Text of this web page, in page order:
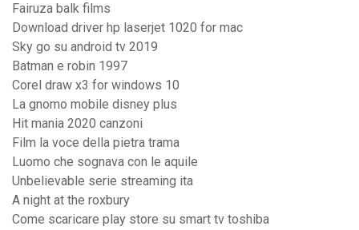
Fairuza balk films
Download driver hp laserjet 1020 for mac
Sky go su android tv 2019
Batman e robin 1997
Corel draw x3 for windows 10
La gnomo mobile disney plus
Hit mania 2020 canzoni
Film la voce della pietra trama
Luomo che sognava con le aquile
Unbelievable serie streaming ita
A night at the roxbury
Come scaricare play store su smart tv toshiba